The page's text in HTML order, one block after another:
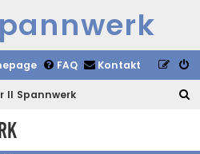
FAQ Kontakt
II Spannwerk